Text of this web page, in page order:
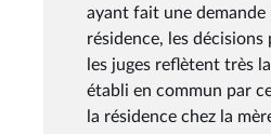
ayant fait une demande
résidence, les décisions
les juges reflètent très
établi en commun par
la résidence chez la